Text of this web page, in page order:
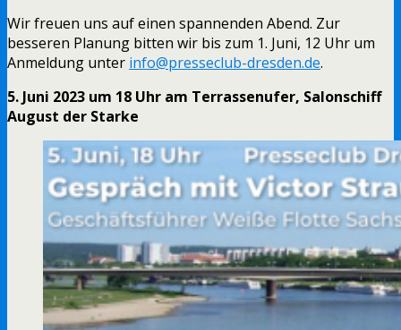
Wir freuen uns auf einen spannenden Abend. Zur
besseren Planung bitten wir bis zum 1. Juni, 12 Uhr um
Anmeldung unter info@presseclub-dresden.de.
5. Juni 2023 um 18 Uhr am Terrassenufer, Salonschiff
August der Starke